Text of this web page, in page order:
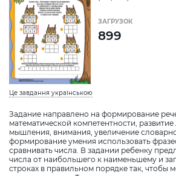
Це завдання українською
Задание направлено на формирование
математической компетентности, развитие
мышления, внимания, увеличение
формирование умения использовать
сравнивать числа. В задании ребенку
числа от наибольшего к наименьшему и
строках в правильном порядке так, чтобы
ЗАГРУЗОК
899